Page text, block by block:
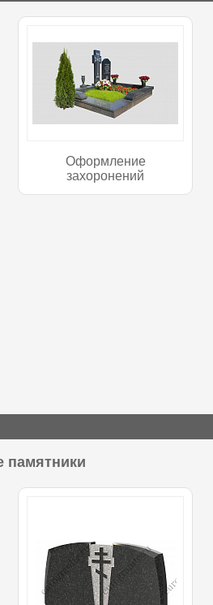
Оформление
захоронений
памятники